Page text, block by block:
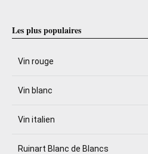
Les plus populaires
Vin rouge
Vin blanc
Vin italien
Ruinart Blanc de Blancs